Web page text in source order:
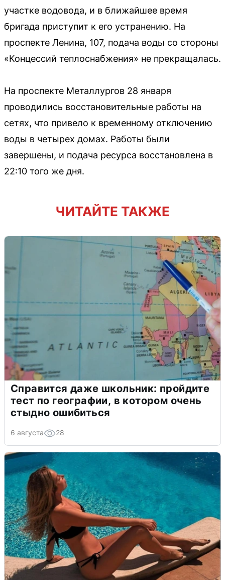
участке водовода, и в ближайшее время
бригада приступит к его устранению. На
проспекте Ленина, 107, подача воды со стороны
«Концессий теплоснабжения» не прекращалась.
На проспекте Металлургов 28 января
проводились восстановительные работы на
сетях, что привело к временному отключению
воды в четырех домах. Работы были
завершены, и подача ресурса восстановлена в
22:10 того же дня.
ЧИТАЙТЕ ТАКЖЕ
Справится даже школьник: пройдите
тест по географии, в котором очень
стыдно ошибиться
6 августа 28